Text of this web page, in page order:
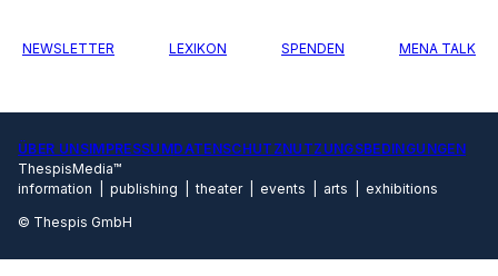
NEWSLETTER LEXIKON SPENDEN MENA TALK
ÜBER UNSIMPRESSUMDATENSCHUTZNUTZUNGSBEDINGUNGEN
ThespisMedia™
information | publishing | theater | events | arts | exhibitions
© Thespis GmbH